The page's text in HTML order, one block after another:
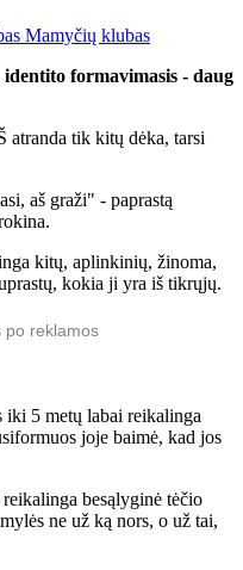
Mamyčių klubas
formavimasis - daug
atranda tik kitų dėka, tarsi
aš graži" - paprastą
kitų, aplinkinių, žinoma,
kokia ji yra iš tikrųjų.
po reklamos
iki 5 metų labai reikalinga
joje baimė, kad jos
besąlyginė tėčio
ne už ką nors, o už tai,